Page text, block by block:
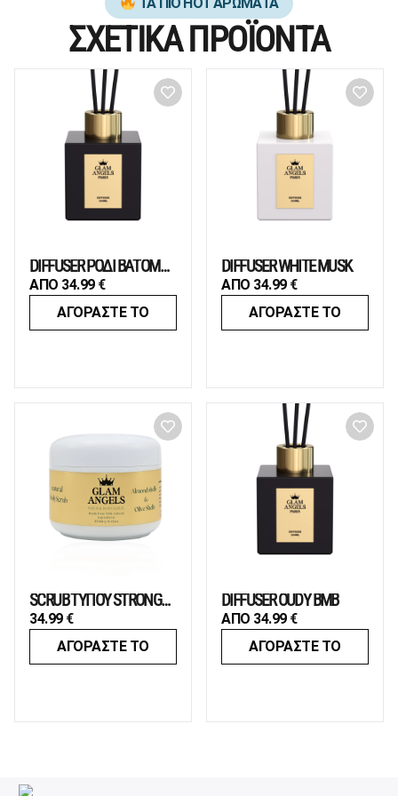
ΤΑ ΠΙΟ HOT ΑΡΩΜΑΤΑ
ΣΧΕΤΙΚΑ ΠΡΟΪΟΝΤΑ
DIFFUSER ΡΟΔΙ ΒΑΤΟΜΟΥΡΟ
ΑΠΟ 34.99 €
ΑΓΟΡΑΣΤΕ ΤΟ
DIFFUSER WHITE MUSK
ΑΠΟ 34.99 €
ΑΓΟΡΑΣΤΕ ΤΟ
SCRUB TΥΠΟΥ STRONGER WITH YOU
34.99 €
ΑΓΟΡΑΣΤΕ ΤΟ
DIFFUSER OUDY BMB
ΑΠΟ 34.99 €
ΑΓΟΡΑΣΤΕ ΤΟ